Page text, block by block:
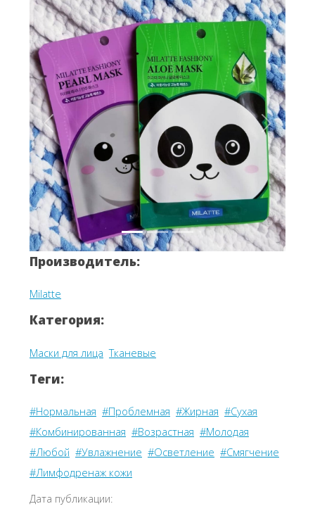
Вперёд Назад
Производитель:
Milatte
Категория:
Маски для лица Тканевые
Теги:
#Нормальная #Проблемная #Жирная #Сухая
#Комбинированная #Возрастная #Молодая
#Любой #Увлажнение #Осветление #Смягчение
#Лимфодренаж кожи
Дата публикации: